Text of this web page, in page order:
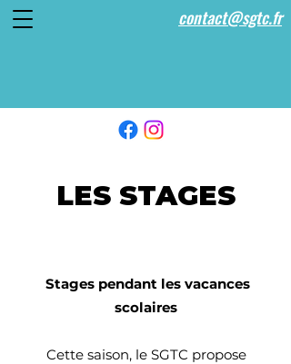
contact@sgtc.fr
LES STAGES
Stages pendant les vacances
scolaires
Cette saison, le SGTC propose